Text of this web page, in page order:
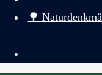
🌳